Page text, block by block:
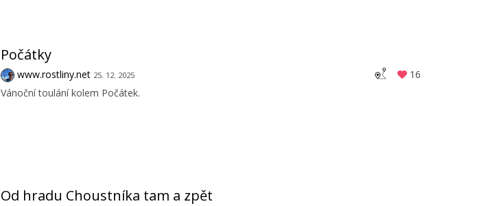
Počátky
www.rostliny.net 25. 12. 2025
16
Vánoční toulání kolem Počátek.
Od hradu Choustníka tam a zpět